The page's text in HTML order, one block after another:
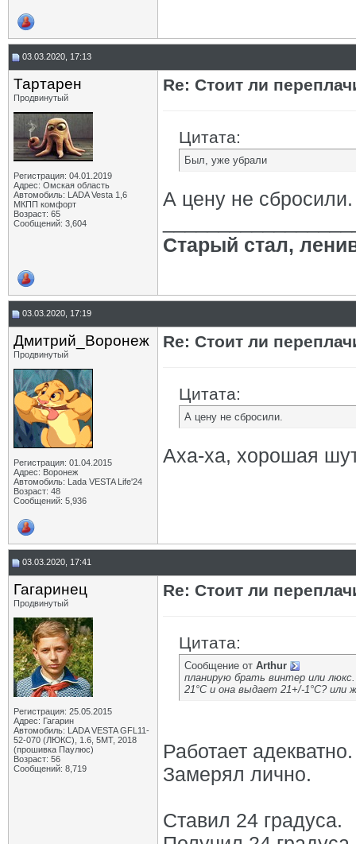
03.03.2020, 17:13
Тартарен
Продвинутый
Регистрация: 04.01.2019
Адрес: Омская область
Автомобиль: LADA Vesta 1,6
МКПП комфорт
Возраст: 65
Сообщений: 3,604
Re: Стоит ли
Цитата:
Был, уже убрали
А цену не сбросили.
Старый стал,
03.03.2020, 17:19
Дмитрий_Воронеж
Продвинутый
Регистрация: 01.04.2015
Адрес: Воронеж
Автомобиль: Lada VESTA Life'24
Возраст: 48
Сообщений: 5,936
Re: Стоит ли
Цитата:
А цену не сбросили.
Аха-ха, хорошая
03.03.2020, 17:41
Гагаринец
Продвинутый
Регистрация: 25.05.2015
Адрес: Гагарин
Автомобиль: LADA VESTA GFL11-
52-070 (ЛЮКС), 1.6, 5МТ, 2018
(прошивка Паулюс)
Возраст: 56
Сообщений: 8,719
Re: Стоит ли
Цитата:
Сообщение от Arthur
планирую брать винтер или
21°С и она выдает 21+/-1°С? или
Работает адекватно.
Замерял лично.
Ставил 24 градуса.